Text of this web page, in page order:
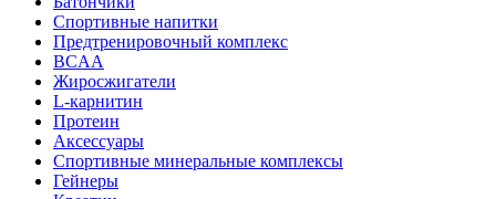
Спортивные напитки
Предтренировочный комплекс
BCAA
Жиросжигатели
L-карнитин
Протеин
Аксессуары
Спортивные минеральные комплексы
Гейнеры